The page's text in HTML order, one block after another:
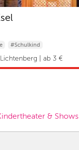
#Schulkind
| ab 3 €
& Shows